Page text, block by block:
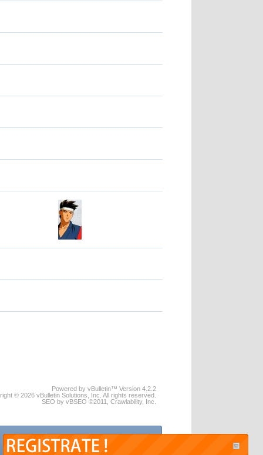
Powered by vBulletin™ Version 4.2.2
© 2026 vBulletin Solutions, Inc. All rights reserved.
SEO by vBSEO ©2011, Crawlability, Inc.